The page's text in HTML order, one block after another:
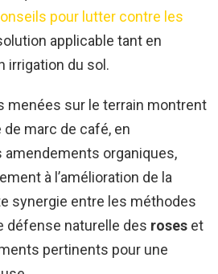
pour lutter contre les
applicable tant en
irrigation du sol.
menées sur le terrain montrent
de marc de café, en
amendements organiques,
à l’amélioration de la
synergie entre les méthodes
défense naturelle des roses et
pertinents pour une